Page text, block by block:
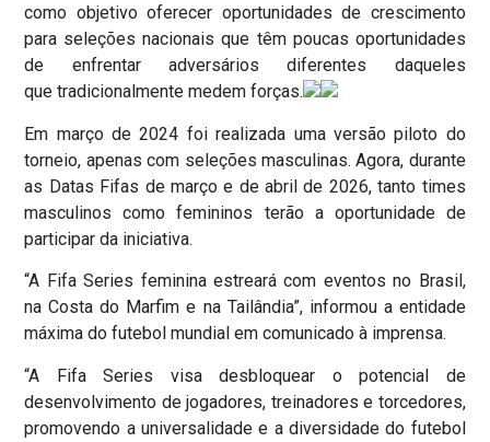
como objetivo oferecer oportunidades de crescimento
para seleções nacionais que têm poucas oportunidades
de enfrentar adversários diferentes daqueles
que tradicionalmente medem forças.
Em março de 2024 foi realizada uma versão piloto do
torneio, apenas com seleções masculinas. Agora, durante
as Datas Fifas de março e de abril de 2026, tanto times
masculinos como femininos terão a oportunidade de
participar da iniciativa.
“A Fifa Series feminina estreará com eventos no Brasil,
na Costa do Marfim e na Tailândia”, informou a entidade
máxima do futebol mundial em comunicado à imprensa.
“A Fifa Series visa desbloquear o potencial de
desenvolvimento de jogadores, treinadores e torcedores,
promovendo a universalidade e a diversidade do futebol